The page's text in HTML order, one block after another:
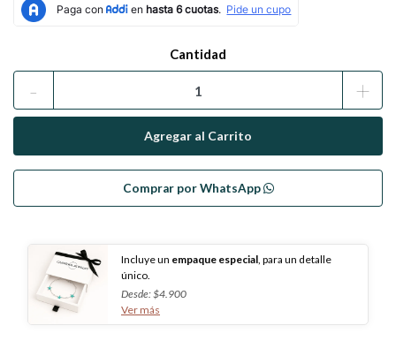
Cantidad
- +
Comprar por WhatsApp
Incluye un empaque especial , para un detalle
único.
Desde: $4.900
Ver más